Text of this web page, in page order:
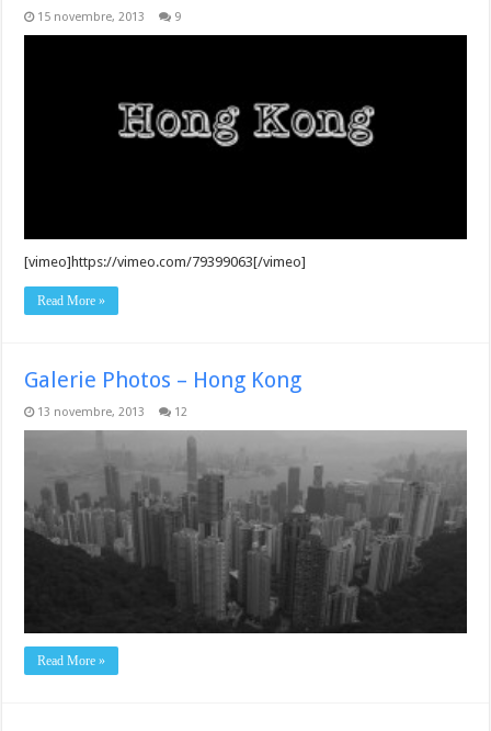
15 novembre, 2013 9
[vimeo]https://vimeo.com/79399063[/vimeo]
Read More »
Galerie Photos – Hong Kong
13 novembre, 2013 12
Read More »